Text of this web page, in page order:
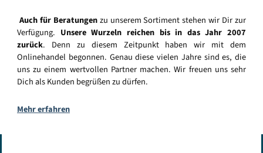
Auch für Beratungenzu unserem Sortiment stehen wir Dir zur
Verfügung. Unsere Wurzeln reichen bis in das Jahr 2007
zurück. Denn zu diesem Zeitpunkt haben wir mit dem
Onlinehandel begonnen. Genau diese vielen Jahre sind es, die
uns zu einem wertvollen Partner machen. Wir freuen uns sehr
Dich als Kunden begrüßen zu dürfen.
Mehr erfahren